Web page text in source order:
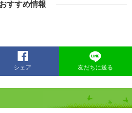
おすすめ情報
シェア 友だちに送る